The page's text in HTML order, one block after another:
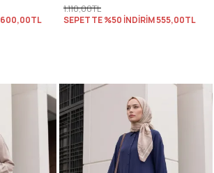
600,00TL
1.110,00TL
SEPETTE %50 İNDİRİM555,00TL